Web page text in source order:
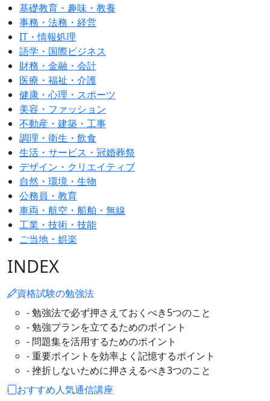
基礎教育・趣味・教養
事務・法務・経営
IT・情報処理
語学・国際ビジネス
財務・金融・会計
医療・福祉・介護
健康・心理・スポーツ
美容・ファッション
不動産・建築・工事
調理・衛生・飲食
生活・サービス・冠婚葬祭
デザイン・クリエイティブ
自然・環境・生物
公務員・教育
車両・航空・船舶・無線
工業・技術・技能
ご当地・娯楽
INDEX
資格試験の勉強法
- 勉強法で必ず押さえておくべき5つのこと
- 勉強プランを立てるためのポイント
- 問題集を活用するためのポイント
- 重要ポイントを効率よく記憶するポイント
- 挫折しないために押さえるべき3つのこと
おすすめ人気通信講座